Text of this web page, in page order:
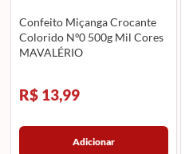
Confeito Miçanga Crocante
Colorido Nº0 500g Mil Cores
MAVALÉRIO
R$ 13,99
Adicionar